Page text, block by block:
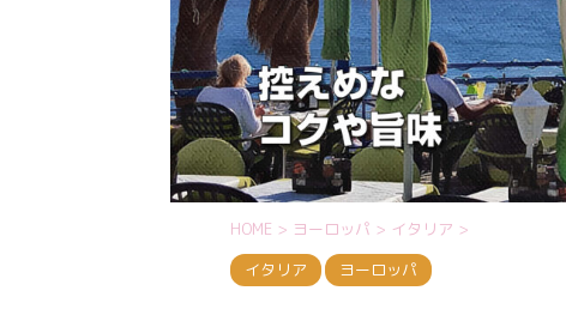
HOME > ヨーロッパ > イタリア >
イタリア
ヨーロッパ